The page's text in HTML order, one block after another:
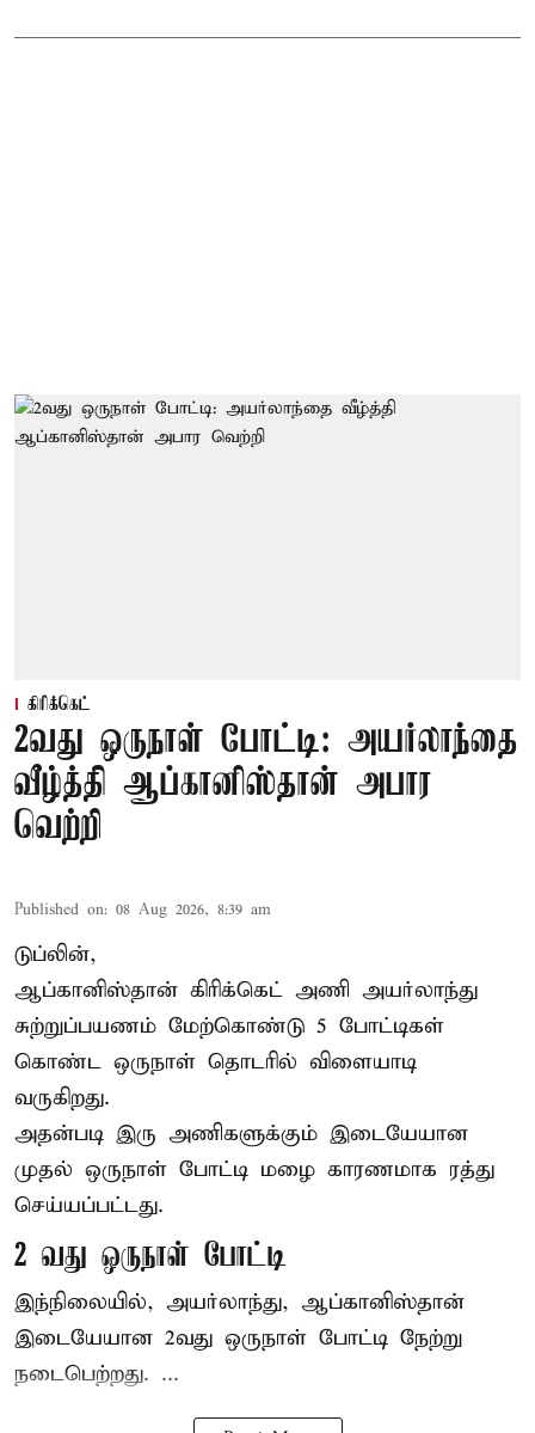
கிரிக்கெட்
2வது ஒருநாள் போட்டி: அயர்லாந்தை
வீழ்த்தி ஆப்கானிஸ்தான் அபார
வெற்றி
Published on: 08 Aug 2026, 8:39 am
டுப்லின்,
ஆப்கானிஸ்தான் கிரிக்கெட் அணி அயர்லாந்து
சுற்றுப்பயணம் மேற்கொண்டு 5 போட்டிகள்
கொண்ட ஒருநாள் தொடரில் விளையாடி
வருகிறது.
அதன்படி இரு அணிகளுக்கும் இடையேயான
முதல் ஒருநாள் போட்டி மழை காரணமாக ரத்து
செய்யப்பட்டது.
2 வது ஒருநாள் போட்டி
இந்நிலையில், அயர்லாந்து, ஆப்கானிஸ்தான்
இடையேயான 2வது ஒருநாள் போட்டி நேற்று
நடைபெற்றது. ...